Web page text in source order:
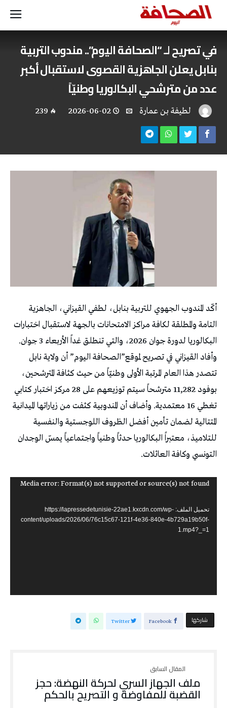
في تصريح لـ “الصحافة اليوم”.. مندوب التربية
بنابل يعلن الجاهزية القصوى لاستقبال أكبر
عدد من مترشحي البكالوريا وطنيّاً
لطيفة بن عمارة 2026-06-02
239
أكّد المندوب الجهوي للتربية بنابل، لطفي القيزاني، الجاهزية
التامة والمطلقة لكافة مراكز الامتحانات بالجهة لاستقبال اختبارات
البكالوريا لدورة جوان 2026، والتي تنطلق غداً الأربعاء 3 جوان.
وأفاد القيزاني في تصريح لموقع”الصحافة اليوم” أن ولاية نابل
تتصدر هذا العام المرتبة الأولى وطنيّاً من حيث كثافة المترشحين،
بوفود 11,282 مترشحاً سيتم توزيعهم على 28 مركز اختبار كتابي
تغطي 16 معتمدية. وأضاف أن المندوبية كثفت من زياراتها الميدانية
المتتالية لضمان تأمين أفضل الظروف اللوجستية والنفسية
للتلاميذ، معتبراً البكالوريا حدثاً وطنياً واجتماعياً يمسّ الوجدان
التونسي وكافة العائلات.
مشغل
Media error: Format(s) not supported or source(s) not found
تحميل الملف: https://lapressedetunisie-22ae1.kxcdn.com/wp-
content/uploads/2026/06/76c15c67-121f-4e36-840e-4b729a19b50f-
1.mp4?_=1
‫‫ شاركها‬ Facebook
Twitter
ملف الجهاز السري لحركة النهضة: حجز
القضبة للمفاوضة و التصريح بالحكم